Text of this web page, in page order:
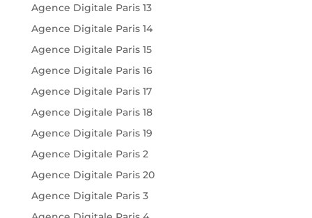
Agence Digitale Paris 13
Agence Digitale Paris 14
Agence Digitale Paris 15
Agence Digitale Paris 16
Agence Digitale Paris 17
Agence Digitale Paris 18
Agence Digitale Paris 19
Agence Digitale Paris 2
Agence Digitale Paris 20
Agence Digitale Paris 3